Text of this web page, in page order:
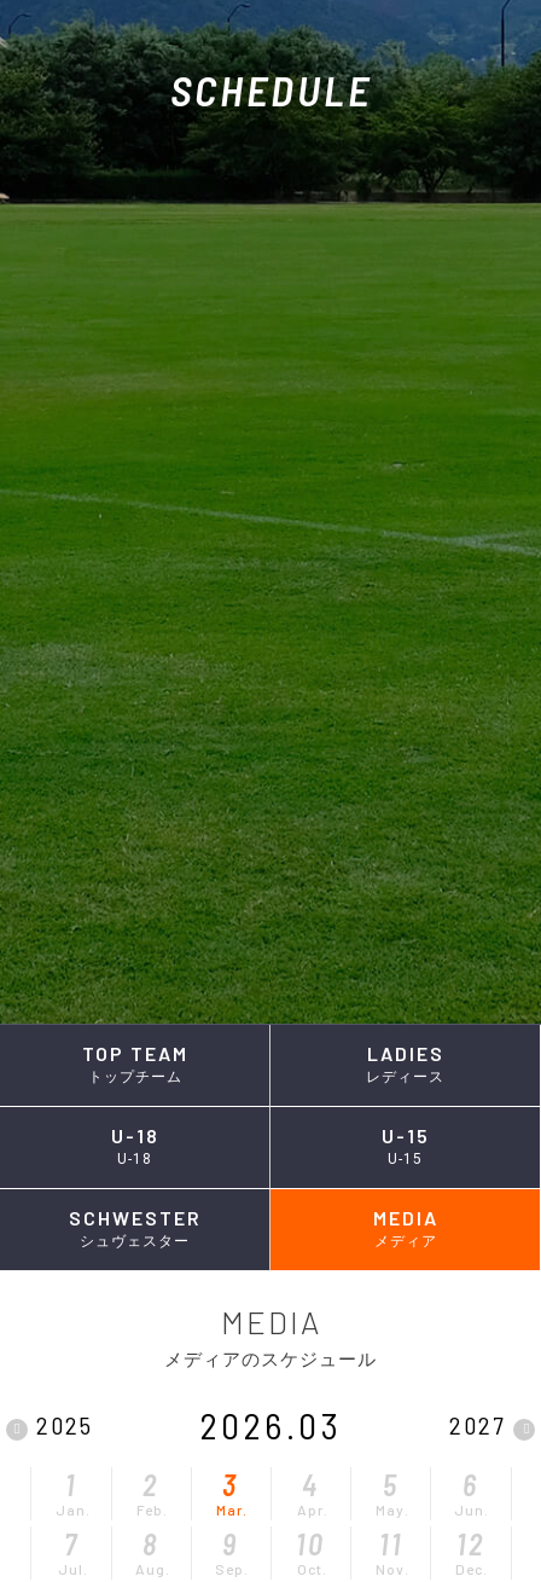
SCHEDULE
TOP TEAM
トップチーム
LADIES
レディース
U-18
U-18
U-15
U-15
SCHWESTER
シュヴェスター
MEDIA
メディア
MEDIA
メディアのスケジュール
2025 2026.03 2027
1
Jan.
2
Feb.
3
Mar.
4
Apr.
5
May.
6
Jun.
7
Jul.
8
Aug.
9
Sep.
10
Oct.
11
Nov.
12
Dec.